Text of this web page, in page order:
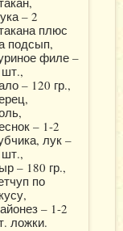
– 2
плюс
подсып,
филе –
шт.,
– 120 гр.,
– 1-2
лук –
– 180 гр.,
по
– 1-2
ложки.